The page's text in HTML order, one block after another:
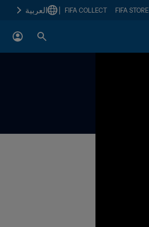
FIFA STORE
FIFA COLLECT العربية